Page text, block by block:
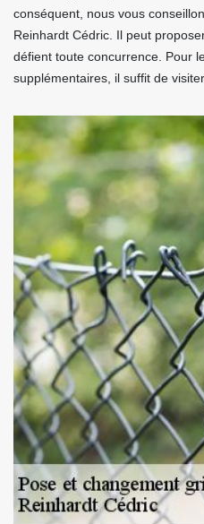
conséquent, nous vous
Reinhardt Cédric. Il peut
défient toute concurrence. Pour
supplémentaires, il suffit de